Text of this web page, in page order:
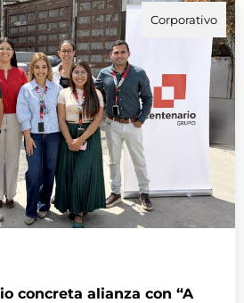
Corporativo
concreta alianza con “A